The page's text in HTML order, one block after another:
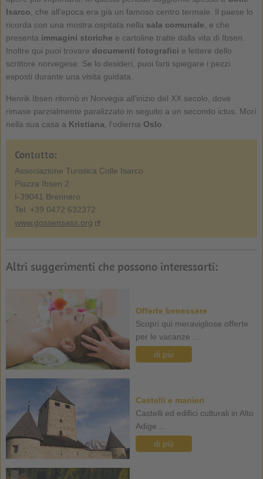
Isarco , che all'epoca era già un famoso centro termale. Il paese lo
ricorda con una mostra ospitata nella sala comunale , e che
presenta immagini storiche e cartoline tratte dalla vita di Ibsen.
Inoltre qui puoi trovare documenti fotografici e lettere dello
scrittore norvegese. Se lo desideri, puoi farti spiegare i pezzi
esposti durante una visita guidata.
Henrik Ibsen ritornò in Norvegia all'inizio del XX secolo, dove
rimase parzialmente paralizzato in seguito a un secondo ictus. Morì
nella sua casa a Kristiana , l'odierna Oslo
Contatto:
Associazione Turistica Colle Isarco
Piazza Ibsen 2
I-39041 Brennero
Tel. +39 0472 632372
www.gossensass.org
Altri suggerimenti che possono interessarti:
Offerte benessere
Scopri qui meravigliose offerte
per le vacanze ...
di più
Castelli e manieri
Castelli ed edifici culturali in Alto
Adige ...
di più